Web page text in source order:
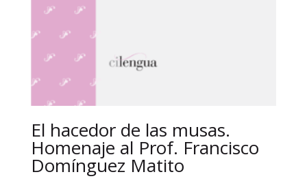
El hacedor de las musas.
Homenaje al Prof. Francisco
Domínguez Matito